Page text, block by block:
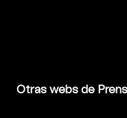
Otras webs de